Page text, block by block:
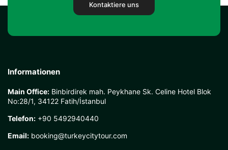
Kontaktiere uns
Informationen
Main Office: Binbirdirek mah. Peykhane Sk. Celine Hotel Blok
No:28/1, 34122 Fatih/İstanbul
Telefon: +90 5492940440
Email: booking@turkeycitytour.com